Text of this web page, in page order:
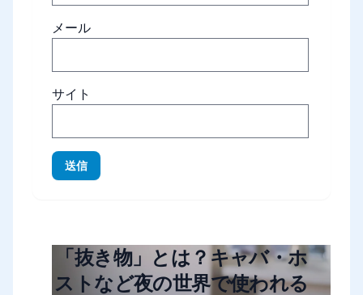
メール
サイト
送信
「抜き物」とは？キャバ・ホ
ストなど夜の世界で使われる